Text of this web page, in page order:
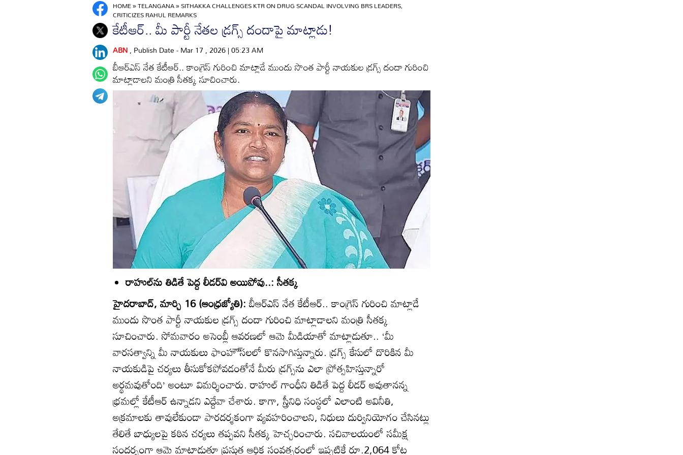
HOME»TELANGANA»SITHAKKA CHALLENGES KTR ON DRUG SCANDAL INVOLVING BRS LEADERS,
CRITICIZES RAHUL REMARKS
కేటీఆర్‌.. మీ పార్టీ నేతల డ్రగ్స్‌ దందాపై మాట్లాడు!
ABN, Publish Date - Mar 17 , 2026 | 05:23 AM
బీఆర్‌ఎస్‌ నేత కేటీఆర్‌.. కాంగ్రెస్‌ గురించి మాట్లాడే ముందు సొంత పార్టీ నాయకుల డ్రగ్స్‌ దందా గురించి
మాట్లాడాలని మంత్రి సీతక్క సూచించారు.
రాహుల్‌ను తిడితే పెద్ద లీడర్‌వి అయిపోవు..: సీతక్క
హైదరాబాద్‌, మార్చి 16 (ఆంధ్రజ్యోతి):బీఆర్‌ఎస్‌ నేత కేటీఆర్‌.. కాంగ్రెస్‌ గురించి మాట్లాడే
ముందు సొంత పార్టీ నాయకుల డ్రగ్స్‌ దందా గురించి మాట్లాడాలని మంత్రి సీతక్క
సూచించారు. సోమవారం అసెంబ్లీ ఆవరణలో ఆమె మీడియాతో మాట్లాడుతూ.. ‘మీ
వారసత్వాన్ని మీ నాయకులు ఫాంహౌ్‌సలలో కొనసాగిస్తున్నారు. డ్రగ్స్‌ కేసులో దొరికిన మీ
నాయకుడిపై చర్యలు తీసుకోకపోవడంతోనే మీరు డ్రగ్స్‌ను ఎలా ప్రోత్సహిస్తున్నారో
అర్థమవుతోంది’ అంటూ విమర్శించారు. రాహుల్‌ గాంధీని తిడితే పెద్ద లీడర్‌ అవుతానన్న
భ్రమల్లో కేటీఆర్‌ ఉన్నాడని ఎద్దేవా చేశారు. కాగా, స్త్రీనిధి సంస్థలో ఎలాంటి అవినీతి,
అక్రమాలకు తావులేకుండా పారదర్శకంగా వ్యవహరించాలని, నిధులు దుర్వినియోగం చేసినట్లు
తేలితే బాధ్యులపై కఠిన చర్యలు తప్పవని సీతక్క హెచ్చరించారు. సచివాలయంలో సమీక్ష
సందర్భంగా ఆమె మాట్లాడుతూ ప్రస్తుత ఆర్థిక సంవత్సరంలో ఇప్పటికే రూ.2,064 కోట్ల